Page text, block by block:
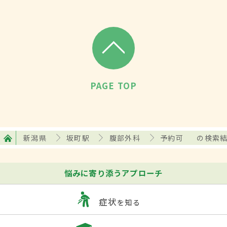
PAGE TOP
新潟県 坂町駅 腹部外科 予約可 の検索
悩みに寄り添うアプローチ
症状を知る